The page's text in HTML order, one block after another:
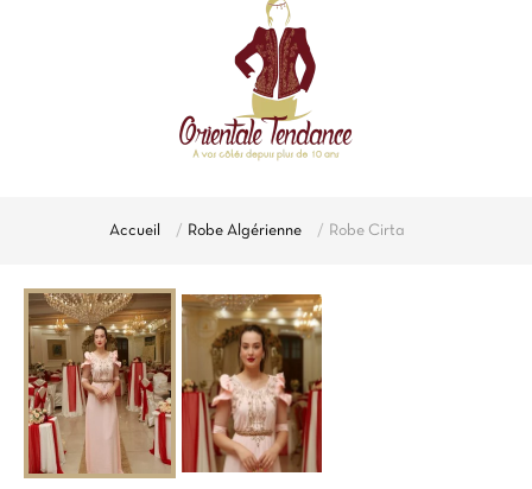
Accueil Robe Algérienne Robe Cirta